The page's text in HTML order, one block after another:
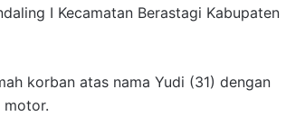
I Kecamatan Berastagi Kabupaten
korban atas nama Yudi (31) dengan
motor.